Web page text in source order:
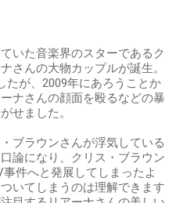
いた音楽界のスターであるク
さんの大物カップルが誕生。
たが、2009年にあろうことか
ナさんの顔面を殴るなどの暴
せました。
ブラウンさんが浮気している
論になり、クリス・ブラウン
件へと発展してしまったよ
いてしまうのは理解できます